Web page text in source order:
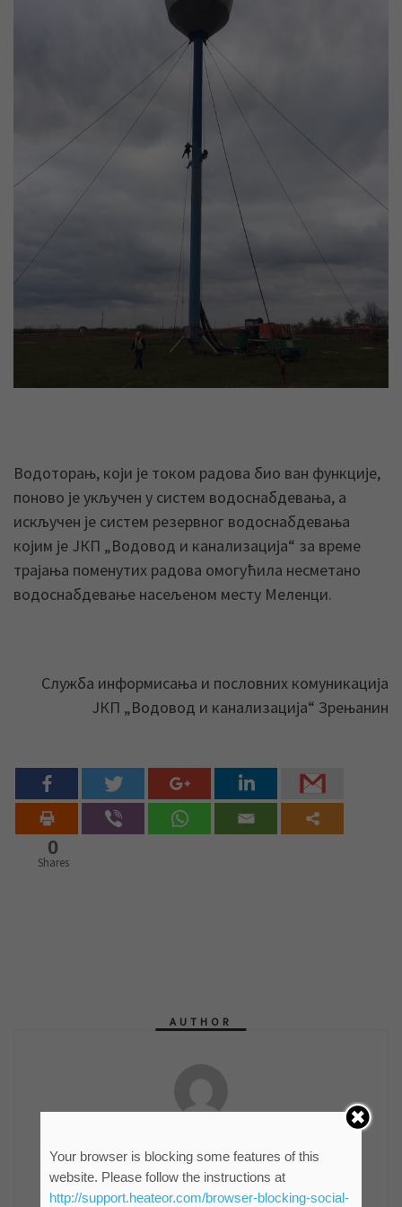
Водоторањ, који је током радова био ван функције,
поново је укључен у систем водоснабдевања, а
искључен је систем резервног водоснабдевања
којим је ЈКП „Водовод и канализација“ за време
трајања поменутих радова омогућила несметано
водоснабдевање насељеном месту Меленци.
Служба информисања и пословних комуникација
ЈКП „Водовод и канализација“ Зрењанин
0
Shares
AUTHOR
Руководилац Службе информисања и пословних
комуникација ЈКП "Водовод и канализација"
Зрењанин
Your browser is blocking some features of this
website. Please follow the instructions at
http://support.heateor.com/browser-blocking-social-